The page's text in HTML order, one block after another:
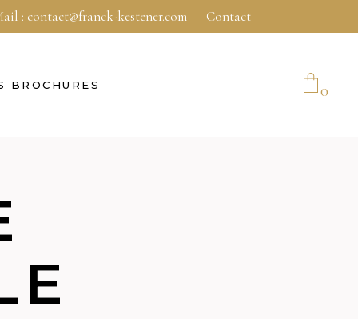
: contact@franck-kestener.com Contact
BROCHURES 0